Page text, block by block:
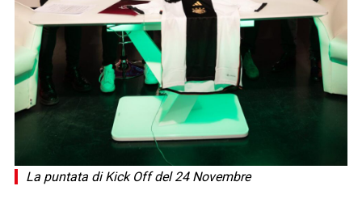
La puntata di Kick Off del 24 Novembre